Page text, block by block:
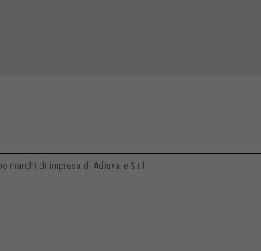
marchi di impresa di Adiuvare S.r.l.